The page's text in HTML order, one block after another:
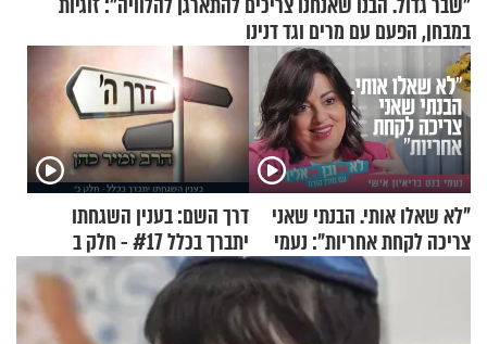
במבחן, הפעם עם מרים וגד דנינו
"לא שאלו אותי. הבנתי שאני
צריכה לקחת אחריות": נעמי
בנט בריאיון אישי
דרך השם: בענין השגחתו
יתברך בכלל #17 - חלק ב